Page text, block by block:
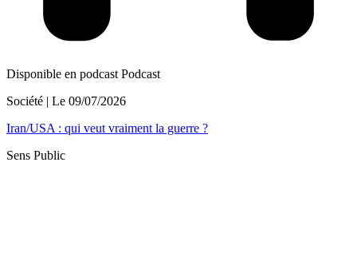
Disponible en podcast Podcast
Société | Le 09/07/2026
Iran/USA : qui veut vraiment la guerre ?
Sens Public